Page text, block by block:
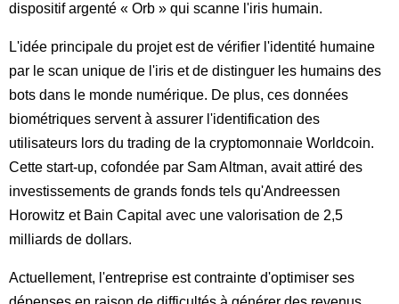
dispositif argenté « Orb » qui scanne l'iris humain.
L'idée principale du projet est de vérifier l'identité humaine
par le scan unique de l'iris et de distinguer les humains des
bots dans le monde numérique. De plus, ces données
biométriques servent à assurer l'identification des
utilisateurs lors du trading de la cryptomonnaie Worldcoin.
Cette start-up, cofondée par Sam Altman, avait attiré des
investissements de grands fonds tels qu'Andreessen
Horowitz et Bain Capital avec une valorisation de 2,5
milliards de dollars.
Actuellement, l'entreprise est contrainte d'optimiser ses